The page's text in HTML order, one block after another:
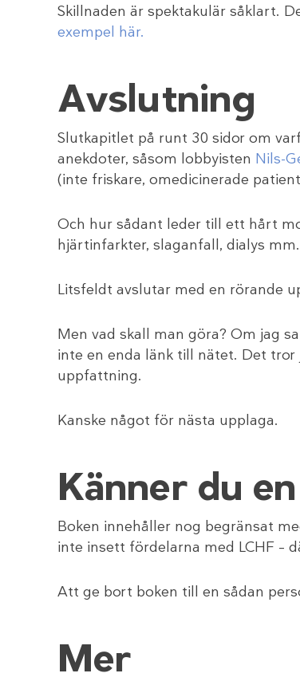
Skillnaden är spektakulär såklart.
exempel här.
Avslutning
Slutkapitlet på runt 30 sidor om
anekdoter, såsom lobbyisten Nils-
(inte friskare, omedicinerade
Och hur sådant leder till ett hårt
hjärtinfarkter, slaganfall, dialys mm.
Litsfeldt avslutar med en rörande
Men vad skall man göra? Om jag
inte en enda länk till nätet. Det
uppfattning.
Kanske något för nästa upplaga.
Känner du
Boken innehåller nog begränsat
inte insett fördelarna med LCHF –
Att ge bort boken till en sådan
Mer